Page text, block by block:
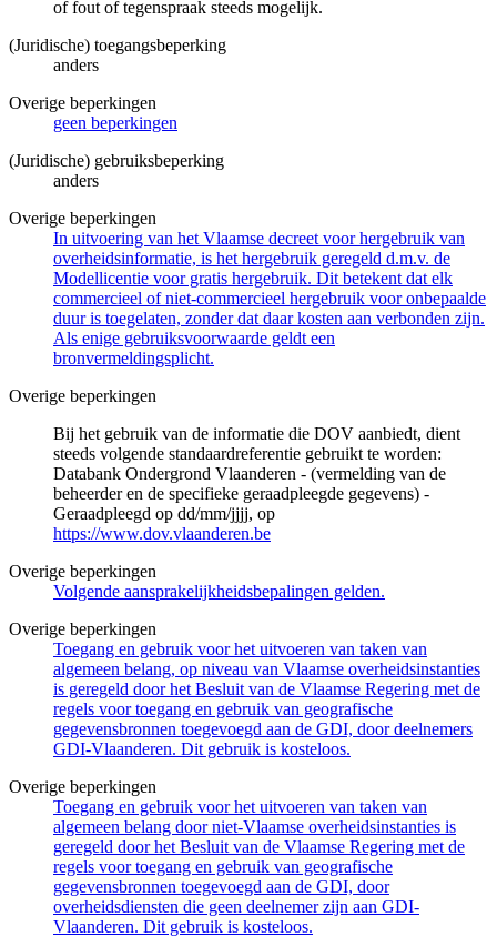
of fout of tegenspraak steeds mogelijk.
(Juridische) toegangsbeperking
anders
Overige beperkingen
geen beperkingen
(Juridische) gebruiksbeperking
anders
Overige beperkingen
In uitvoering van het Vlaamse decreet voor hergebruik van
overheidsinformatie, is het hergebruik geregeld d.m.v. de
Modellicentie voor gratis hergebruik. Dit betekent dat elk
commercieel of niet-commercieel hergebruik voor onbepaalde
duur is toegelaten, zonder dat daar kosten aan verbonden zijn.
Als enige gebruiksvoorwaarde geldt een
bronvermeldingsplicht.
Overige beperkingen
Bij het gebruik van de informatie die DOV aanbiedt, dient
steeds volgende standaardreferentie gebruikt te worden:
Databank Ondergrond Vlaanderen - (vermelding van de
beheerder en de specifieke geraadpleegde gegevens) -
Geraadpleegd op dd/mm/jjjj, op
https://www.dov.vlaanderen.be
Overige beperkingen
Volgende aansprakelijkheidsbepalingen gelden.
Overige beperkingen
Toegang en gebruik voor het uitvoeren van taken van
algemeen belang, op niveau van Vlaamse overheidsinstanties
is geregeld door het Besluit van de Vlaamse Regering met de
regels voor toegang en gebruik van geografische
gegevensbronnen toegevoegd aan de GDI, door deelnemers
GDI-Vlaanderen. Dit gebruik is kosteloos.
Overige beperkingen
Toegang en gebruik voor het uitvoeren van taken van
algemeen belang door niet-Vlaamse overheidsinstanties is
geregeld door het Besluit van de Vlaamse Regering met de
regels voor toegang en gebruik van geografische
gegevensbronnen toegevoegd aan de GDI, door
overheidsdiensten die geen deelnemer zijn aan GDI-
Vlaanderen. Dit gebruik is kosteloos.